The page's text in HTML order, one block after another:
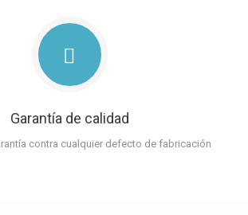
Garantía de calidad
contra cualquier defecto de fabricación